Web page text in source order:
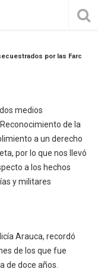
por las Farc
Ratifica
Por Las Farc
medios
de la
a un derecho
por lo que nos llevó
a los hechos
y militares
Arauca, recordó
de los que fue
de doce años.